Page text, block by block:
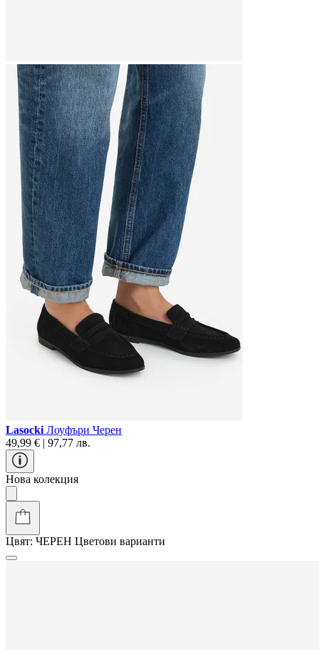
Lasocki Лоуфъри Черен
49,99 € | 97,77 лв.
Нова колекция
Цвят: ЧЕРЕН Цветови варианти